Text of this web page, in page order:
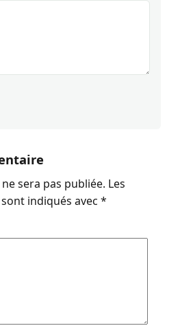
sera pas publiée. Les
indiqués avec *